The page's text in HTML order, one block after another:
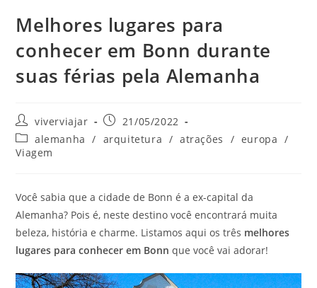
Melhores lugares para
conhecer em Bonn durante
suas férias pela Alemanha
Autor
do
post:
viverviajar
Post
publicado:
21/05/2022
Categoria
do
alemanha / arquitetura / atrações / europa /
Viagem
Você sabia que a cidade de Bonn é a ex-capital da
Alemanha? Pois é, neste destino você encontrará muita
beleza, história e charme. Listamos aqui os três melhores
lugares para conhecer em Bonn que você vai adorar!